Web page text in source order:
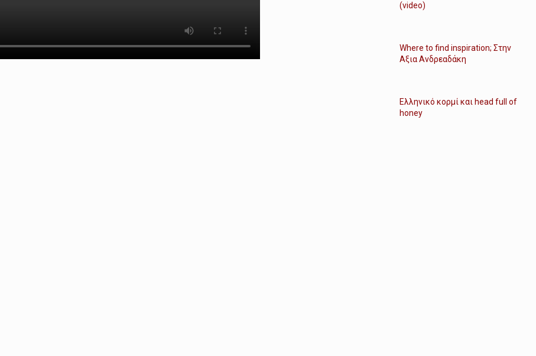
(video)
Where to find inspiration; Στην
Αξια Ανδρεαδάκη
Ελληνικό κορμί και head full of
honey